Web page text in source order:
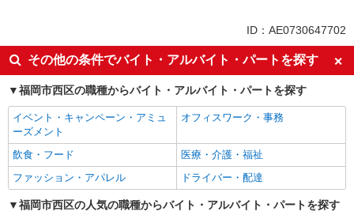
ID：AE0730647702
その他の条件でバイト・アルバイト・パートを探す
福岡市西区の職種からバイト・アルバイト・パートを探す
イベント・キャンペーン・アミュ
ーズメント
オフィスワーク・事務
飲食・フード
医療・介護・福祉
ファッション・アパレル
ドライバー・配達
福岡市西区の人気の職種からバイト・アルバイト・パートを探す